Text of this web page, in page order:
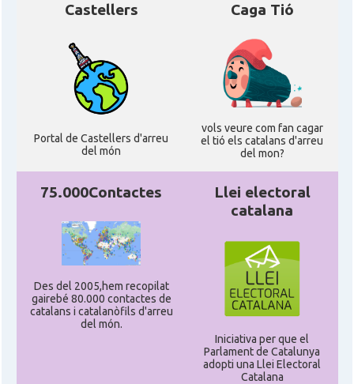
Castellers
Portal de Castellers d'arreu
del món
Caga Tió
vols veure com fan cagar
el tió els catalans d'arreu
del mon?
75.000Contactes
Des del 2005,hem recopilat
gairebé 80.000 contactes de
catalans i catalanòfils d'arreu
del món.
Llei electoral
catalana
Iniciativa per que el
Parlament de Catalunya
adopti una Llei Electoral
Catalana